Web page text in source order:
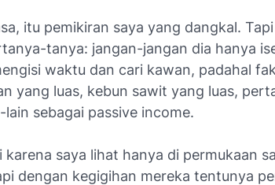
itu pemikiran saya yang dangkal.
tanya: jangan-jangan dia hanya
waktu dan cari kawan, padahal
yang luas, kebun sawit yang luas,
lain sebagai passive income.
karena saya lihat hanya di permukaan
dengan kegigihan mereka tentunya